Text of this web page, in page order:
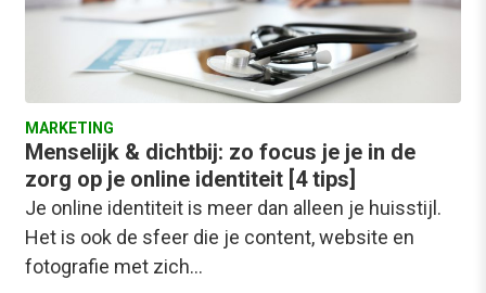
MARKETING
Menselijk & dichtbij: zo focus je je in de
zorg op je online identiteit [4 tips]
Je online identiteit is meer dan alleen je huisstijl.
Het is ook de sfeer die je content, website en
fotografie met zich…